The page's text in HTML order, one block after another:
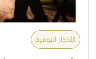
الأذكار اليومية